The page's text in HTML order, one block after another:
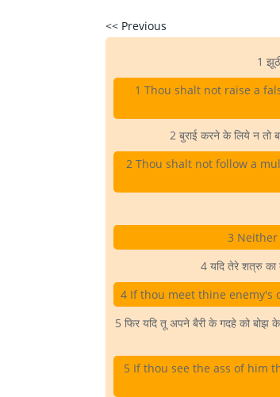
<< Previous
1
1 Thou shalt not raise a
2 बुराई करने के लिये न तो
2 Thou shalt not follow a
3
4 यदि तेरे शत्रु
4 If thou meet thine enemy's
5 फिर यदि तू अपने बैरी के गदहे को बोझ
5 If thou see the ass of him